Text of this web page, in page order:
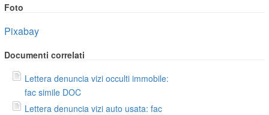
Foto
Pixabay
Documenti correlati
Lettera denuncia vizi occulti immobile:
fac simile DOC
Lettera denuncia vizi auto usata: fac